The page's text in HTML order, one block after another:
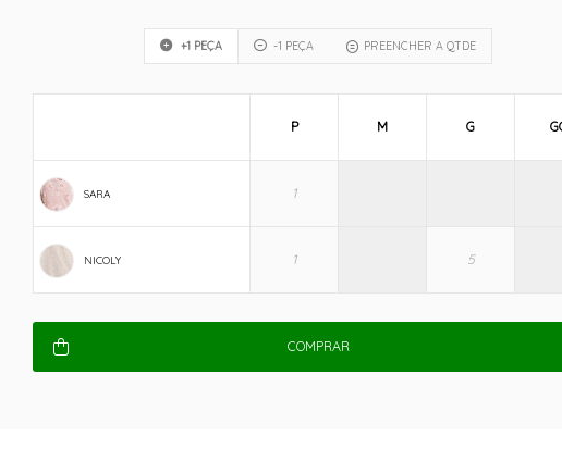
+1 PEÇA -1 PEÇA PREENCHER A QTDE
SARA
NICOLY
P M G
COMPRAR